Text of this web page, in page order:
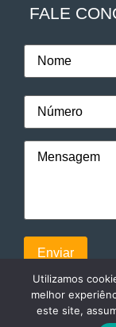
FALE
Utilizamos
melhor
este site,